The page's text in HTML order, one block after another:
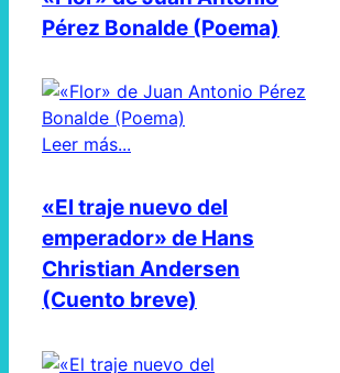
Pérez Bonalde (Poema)
Leer más...
«El traje nuevo del
emperador» de Hans
Christian Andersen
(Cuento breve)